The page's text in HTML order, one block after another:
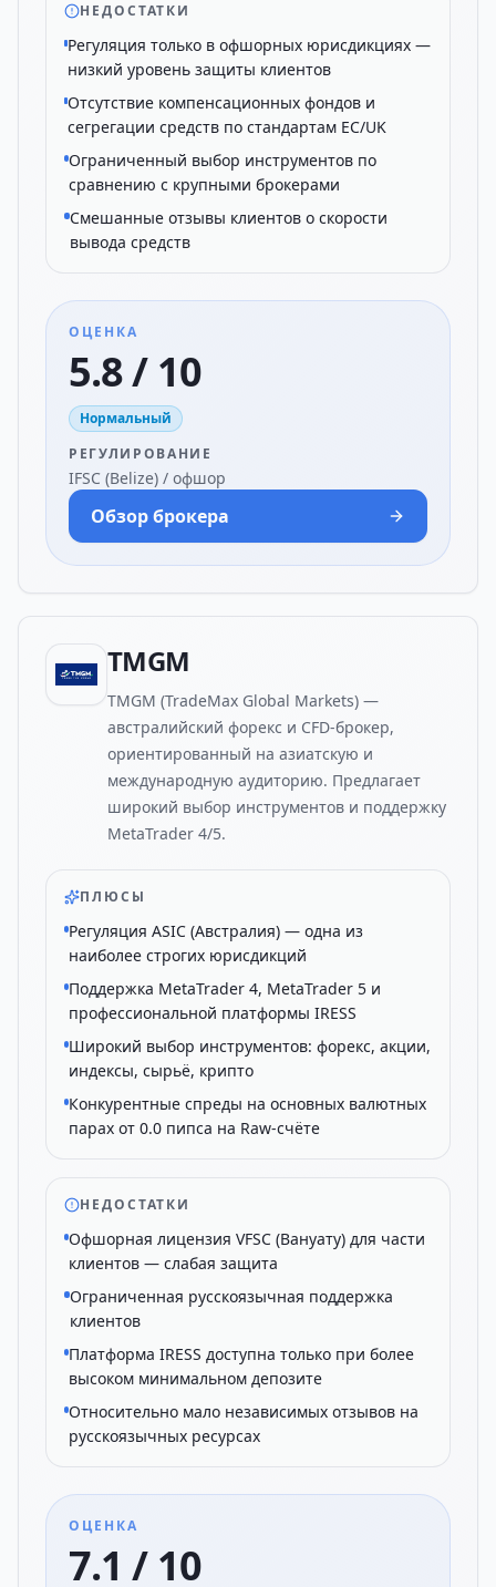
НЕДОСТАТКИ
Регуляция только в офшорных юрисдикциях —
низкий уровень защиты клиентов
Отсутствие компенсационных фондов и
сегрегации средств по стандартам ЕС/UK
Ограниченный выбор инструментов по
сравнению с крупными брокерами
Смешанные отзывы клиентов о скорости
вывода средств
ОЦЕНКА
5.8 / 10
Нормальный
РЕГУЛИРОВАНИЕ
IFSC (Belize) / офшор
Обзор брокера
TMGM
TMGM (TradeMax Global Markets) —
австралийский форекс и CFD-брокер,
ориентированный на азиатскую и
международную аудиторию. Предлагает
широкий выбор инструментов и поддержку
MetaTrader 4/5.
ПЛЮСЫ
Регуляция ASIC (Австралия) — одна из
наиболее строгих юрисдикций
Поддержка MetaTrader 4, MetaTrader 5 и
профессиональной платформы IRESS
Широкий выбор инструментов: форекс, акции,
индексы, сырьё, крипто
Конкурентные спреды на основных валютных
парах от 0.0 пипса на Raw-счёте
НЕДОСТАТКИ
Офшорная лицензия VFSC (Вануату) для части
клиентов — слабая защита
Ограниченная русскоязычная поддержка
клиентов
Платформа IRESS доступна только при более
высоком минимальном депозите
Относительно мало независимых отзывов на
русскоязычных ресурсах
ОЦЕНКА
7.1 / 10